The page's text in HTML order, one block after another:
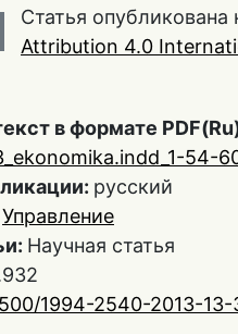
Статья
Attribution 4.0
в формате
54-
русский
Управление
Научная статья
1994-2540-2013-